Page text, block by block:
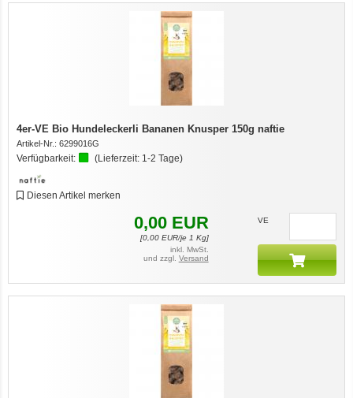
4er-VE Bio Hundeleckerli Bananen Knusper 150g naftie
Artikel-Nr.: 6299016G
Verfügbarkeit: (Lieferzeit: 1-2 Tage)
Diesen Artikel merken
0,00 EUR
[0,00EUR/je 1 Kg]
inkl. MwSt.
und zzgl. Versand
VE